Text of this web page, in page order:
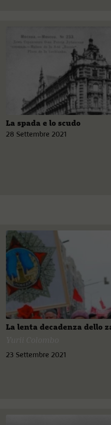
La spada e lo scudo
28 Settembre 2021
La lenta decadenza dello
23 Settembre 2021